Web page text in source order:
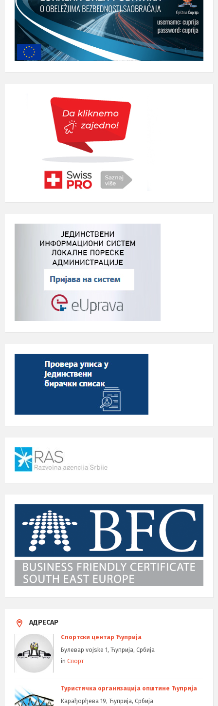
АДРЕСАР
Спортски центар Ћуприја
Булевар vojske 1, Ћуприја, Србија
in Спорт
Туристичка организација општине Ћуприја
Карађорђева 19, Ћуприја, Србија